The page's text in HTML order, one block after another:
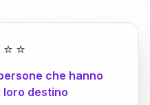
⭐ ⭐
che hanno
loro destino